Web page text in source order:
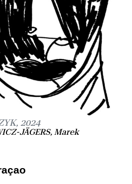
2024
JÄGERS, Marek